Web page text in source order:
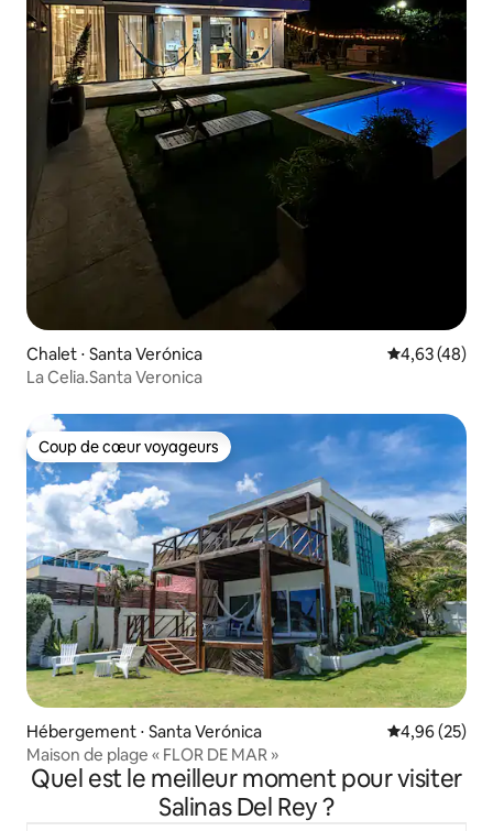
Chalet ⋅ Santa Verónica Évaluation
4,63 (48)
La Celia.Santa Veronica
Coup de cœur voyageurs
Coup de cœur voyageurs
Hébergement ⋅ Santa Verónica Évaluation
4,96 (25)
Maison de plage « FLOR DE MAR »
Quel est le meilleur moment pour visiter
Salinas Del Rey ?